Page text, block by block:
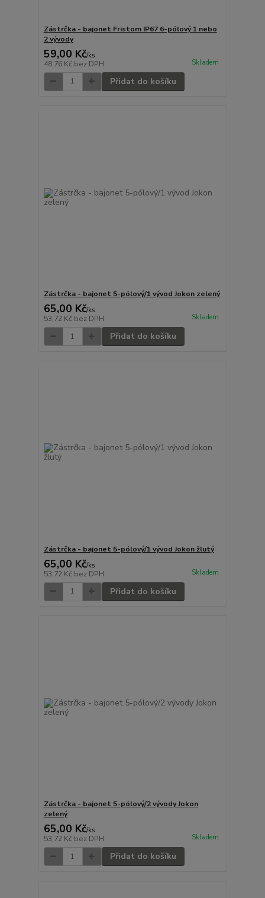
Zástrčka - bajonet Fristom IP67 6-pólový 1 nebo
2 vývody
59,00 Kč/ks
48,76 Kč bez DPH Skladem
Přidat do košíku
Zástrčka - bajonet 5-pólový/1 vývod Jokon zelený
65,00 Kč/ks
53,72 Kč bez DPH Skladem
Přidat do košíku
Zástrčka - bajonet 5-pólový/1 vývod Jokon žlutý
65,00 Kč/ks
53,72 Kč bez DPH Skladem
Přidat do košíku
Zástrčka - bajonet 5-pólový/2 vývody Jokon
zelený
65,00 Kč/ks
53,72 Kč bez DPH Skladem
Přidat do košíku